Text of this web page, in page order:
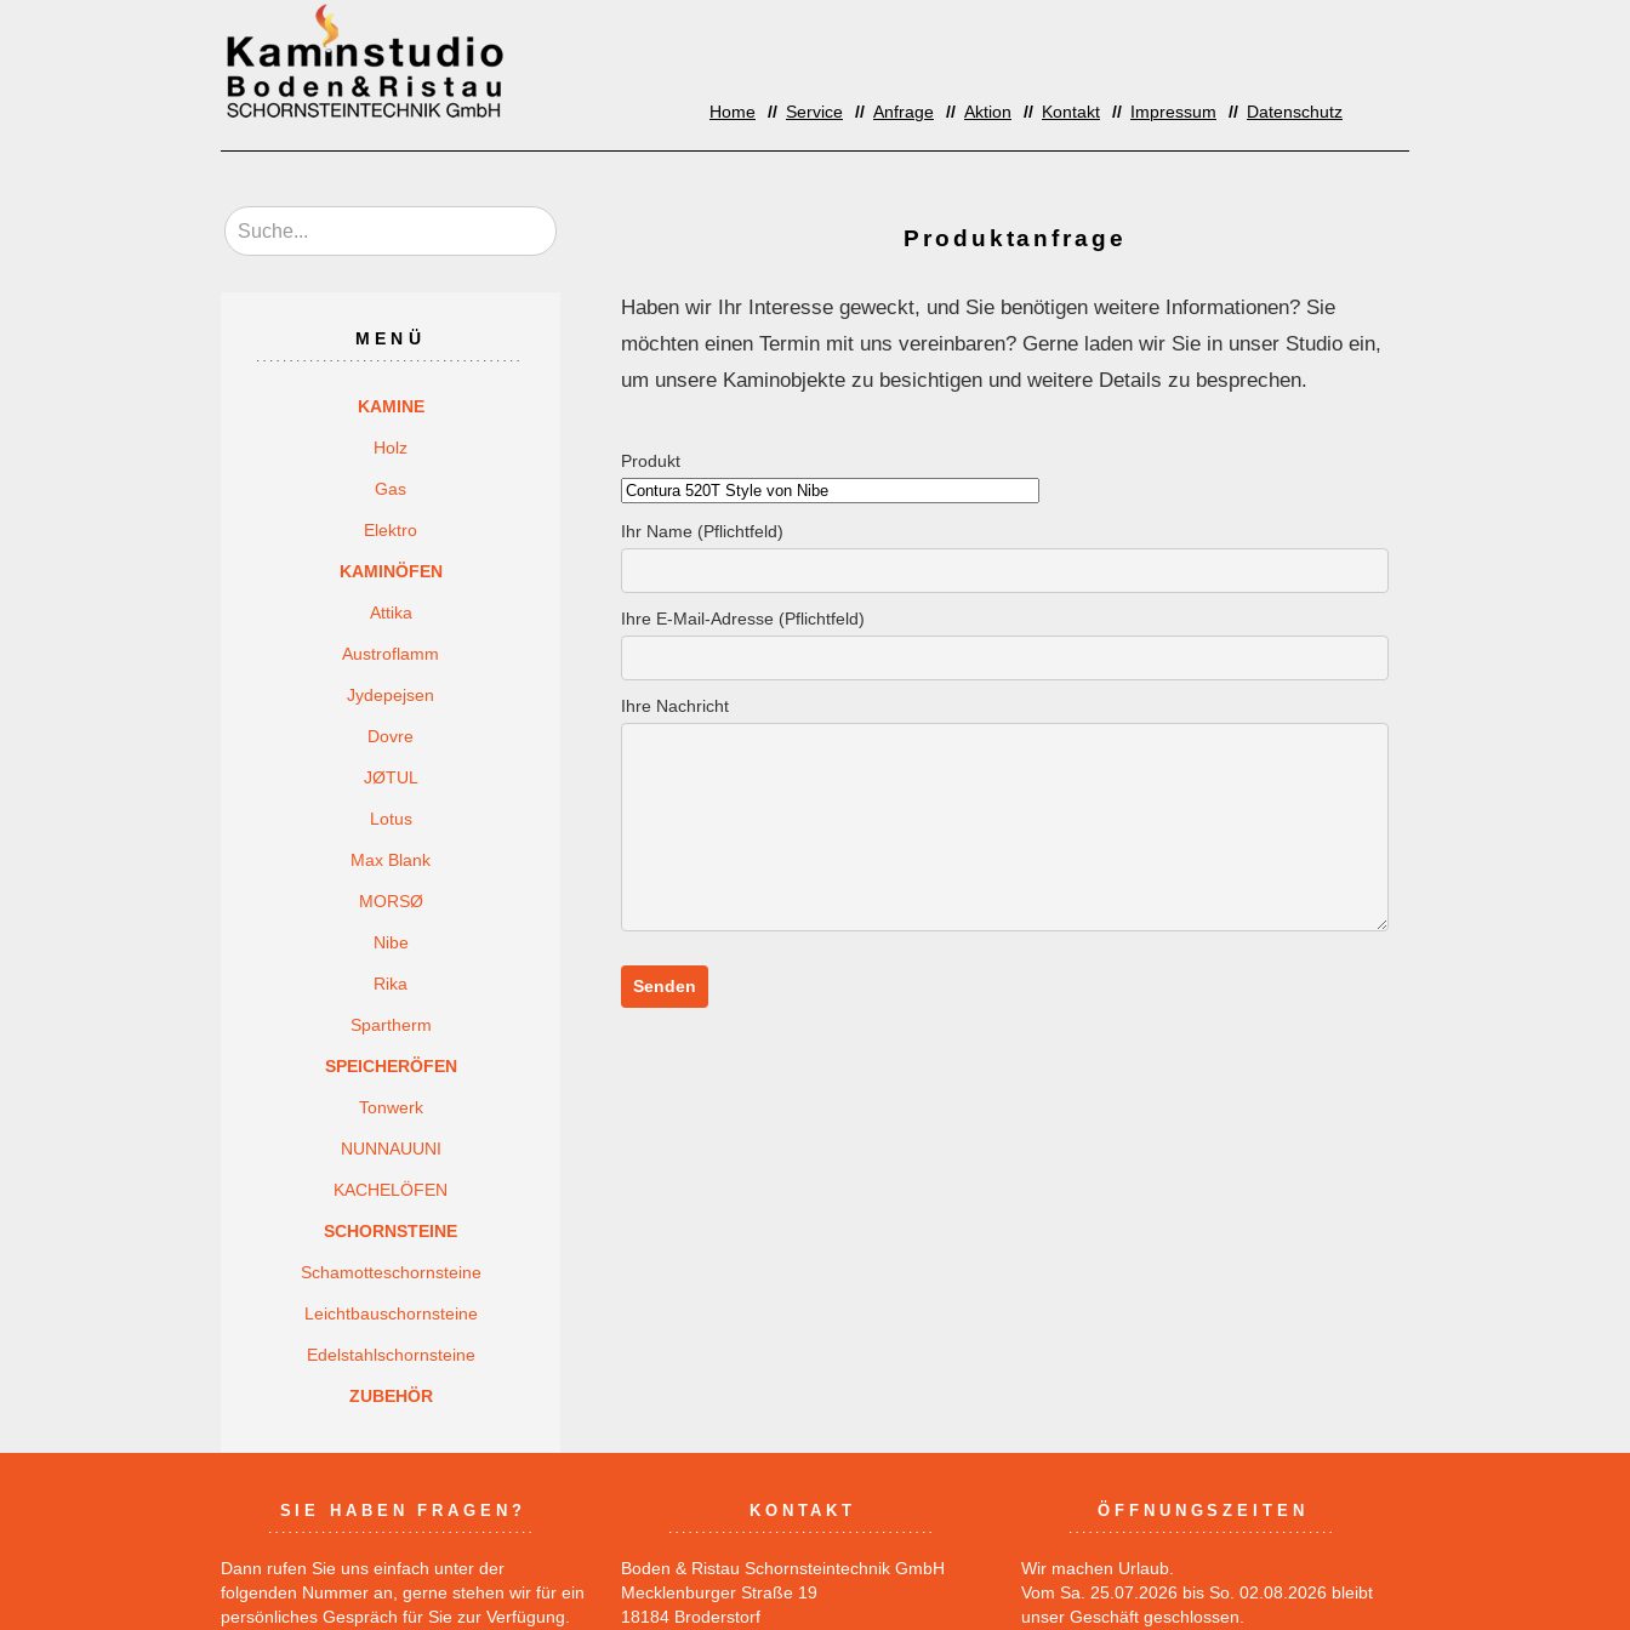
Home Service Anfrage Aktion Kontakt Impressum Datenschutz
Produktanfrage
Haben wir Ihr Interesse geweckt, und Sie benötigen weitere Informationen? Sie
möchten einen Termin mit uns vereinbaren? Gerne laden wir Sie in unser Studio ein,
um unsere Kaminobjekte zu besichtigen und weitere Details zu besprechen.
Produkt
Ihr Name (Pflichtfeld)
Ihre E-Mail-Adresse (Pflichtfeld)
Ihre Nachricht
MENÜ
KAMINE
Holz
Gas
Elektro
KAMINÖFEN
Attika
Austroflamm
Jydepejsen
Dovre
JØTUL
Lotus
Max Blank
MORSØ
Nibe
Rika
Spartherm
SPEICHERÖFEN
Tonwerk
NUNNAUUNI
KACHELÖFEN
SCHORNSTEINE
Schamotteschornsteine
Leichtbauschornsteine
Edelstahlschornsteine
ZUBEHÖR
SIE HABEN FRAGEN?
Dann rufen Sie uns einfach unter der
folgenden Nummer an, gerne stehen wir für ein
persönliches Gespräch für Sie zur Verfügung.
KONTAKT
Boden & Ristau Schornsteintechnik GmbH
Mecklenburger Straße 19
18184 Broderstorf
ÖFFNUNGSZEITEN
Wir machen Urlaub.
Vom Sa. 25.07.2026 bis So. 02.08.2026 bleibt
unser Geschäft geschlossen.